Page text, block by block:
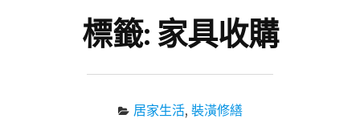
標籤: 家具收購
居家生活, 裝潢修繕